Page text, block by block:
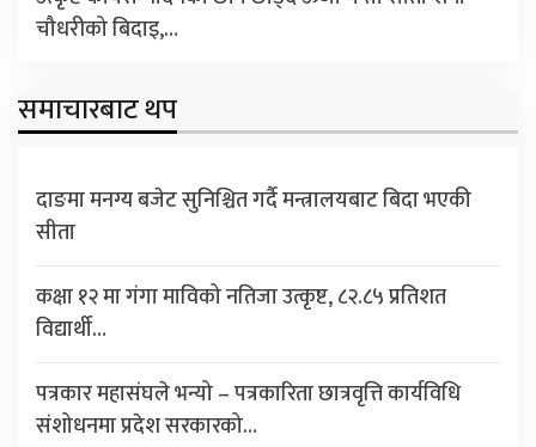
चौधरीको बिदाइ,…
समाचारबाट थप
दाङमा मनग्य बजेट सुनिश्चित गर्दै मन्त्रालयबाट बिदा भएकी
सीता
कक्षा १२ मा गंगा माविको नतिजा उत्कृष्ट, ८२.८५ प्रतिशत
विद्यार्थी…
पत्रकार महासंघले भन्यो – पत्रकारिता छात्रवृत्ति कार्यविधि
संशोधनमा प्रदेश सरकारको…